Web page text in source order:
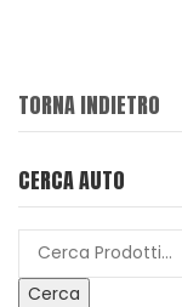
TORNA INDIETRO
CERCA AUTO
Cerca